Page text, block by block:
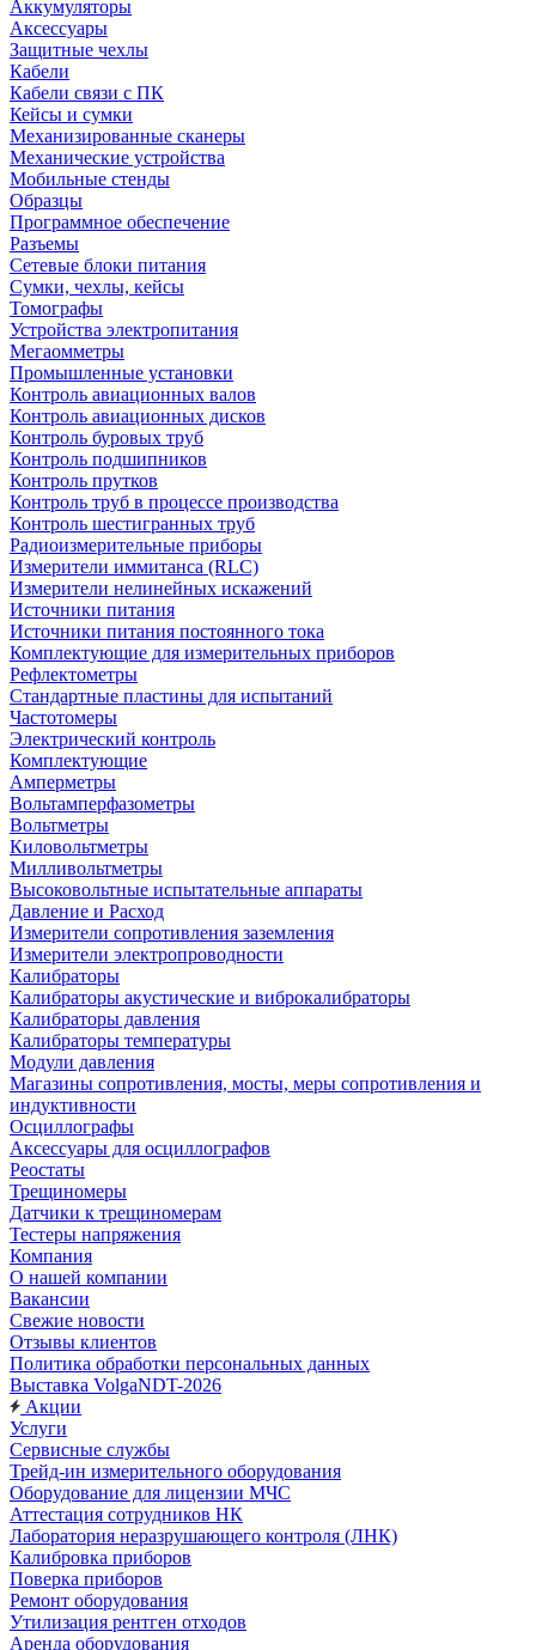
Аккумуляторы
Аксессуары
Защитные чехлы
Кабели
Кабели связи с ПК
Кейсы и сумки
Механизированные сканеры
Механические устройства
Мобильные стенды
Образцы
Программное обеспечение
Разъемы
Сетевые блоки питания
Сумки, чехлы, кейсы
Томографы
Устройства электропитания
Мегаомметры
Промышленные установки
Контроль авиационных валов
Контроль авиационных дисков
Контроль буровых труб
Контроль подшипников
Контроль прутков
Контроль труб в процессе производства
Контроль шестигранных труб
Радиоизмерительные приборы
Измерители иммитанса (RLC)
Измерители нелинейных искажений
Источники питания
Источники питания постоянного тока
Комплектующие для измерительных приборов
Рефлектометры
Стандартные пластины для испытаний
Частотомеры
Электрический контроль
Комплектующие
Амперметры
Вольтамперфазометры
Вольтметры
Киловольтметры
Милливольтметры
Высоковольтные испытательные аппараты
Давление и Расход
Измерители сопротивления заземления
Измерители электропроводности
Калибраторы
Калибраторы акустические и виброкалибраторы
Калибраторы давления
Калибраторы температуры
Модули давления
Магазины сопротивления, мосты, меры сопротивления и
индуктивности
Осциллографы
Аксессуары для осциллографов
Реостаты
Трещиномеры
Датчики к трещиномерам
Тестеры напряжения
Компания
О нашей компании
Вакансии
Свежие новости
Отзывы клиентов
Политика обработки персональных данных
Выставка VolgaNDT-2026
Акции
Услуги
Сервисные службы
Трейд-ин измерительного оборудования
Оборудование для лицензии МЧС
Аттестация сотрудников НК
Лаборатория неразрушающего контроля (ЛНК)
Калибровка приборов
Поверка приборов
Ремонт оборудования
Утилизация рентген отходов
Аренда оборудования